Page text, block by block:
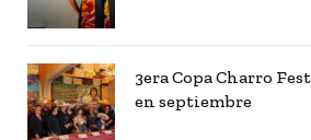
3era Copa Charro
en septiembre